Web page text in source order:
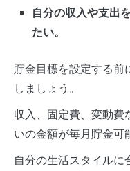
自分の収入や支出
たい。
貯金目標を設定する前
しましょう。
収入、固定費、変動費
いの金額が毎月貯金可
自分の生活スタイルに